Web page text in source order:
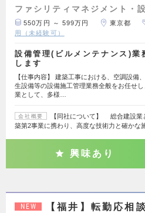
ファシリティマネジメント・
550万円 ～ 599万円 東京都
用（未経験可）
設備管理(ビルメンテナンス)業
します
【仕事内容】 建築工事における、空調設備
生設備等の設備施工管理業務全般をお任せ
業として、多様…
会社概要
【同社について】 総合建設業
築第2事業に携わり、高度な技術力と確かな
興味あり
NEW
【福井】転勤応相